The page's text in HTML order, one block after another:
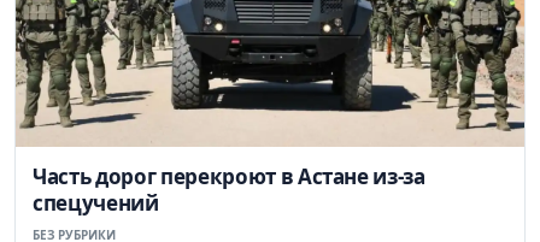
Часть дорог перекроют в Астане из-за
спецучений
БЕЗ РУБРИКИ